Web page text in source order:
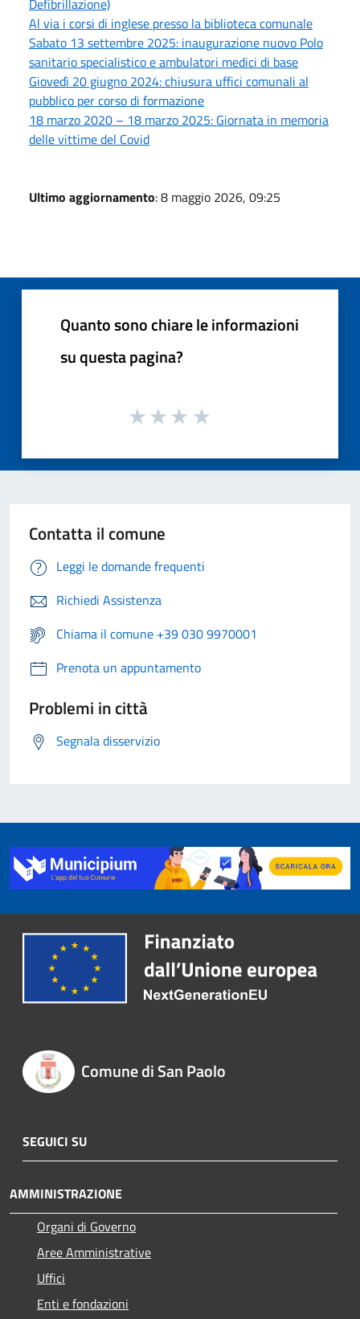
Al via i corsi di inglese presso la biblioteca comunale
Sabato 13 settembre 2025: inaugurazione nuovo Polo
sanitario specialistico e ambulatori medici di base
Giovedì 20 giugno 2024: chiusura uffici comunali al
pubblico per corso di formazione
18 marzo 2020 – 18 marzo 2025: Giornata in memoria
delle vittime del Covid
Ultimo aggiornamento: 8 maggio 2026, 09:25
Quanto sono chiare le informazioni
su questa pagina?
Contatta il comune
Leggi le domande frequenti
Richiedi Assistenza
Chiama il comune +39 030 9970001
Prenota un appuntamento
Problemi in città
Segnala disservizio
Comune di San Paolo
SEGUICI SU
AMMINISTRAZIONE
Organi di Governo
Aree Amministrative
Uffici
Enti e fondazioni